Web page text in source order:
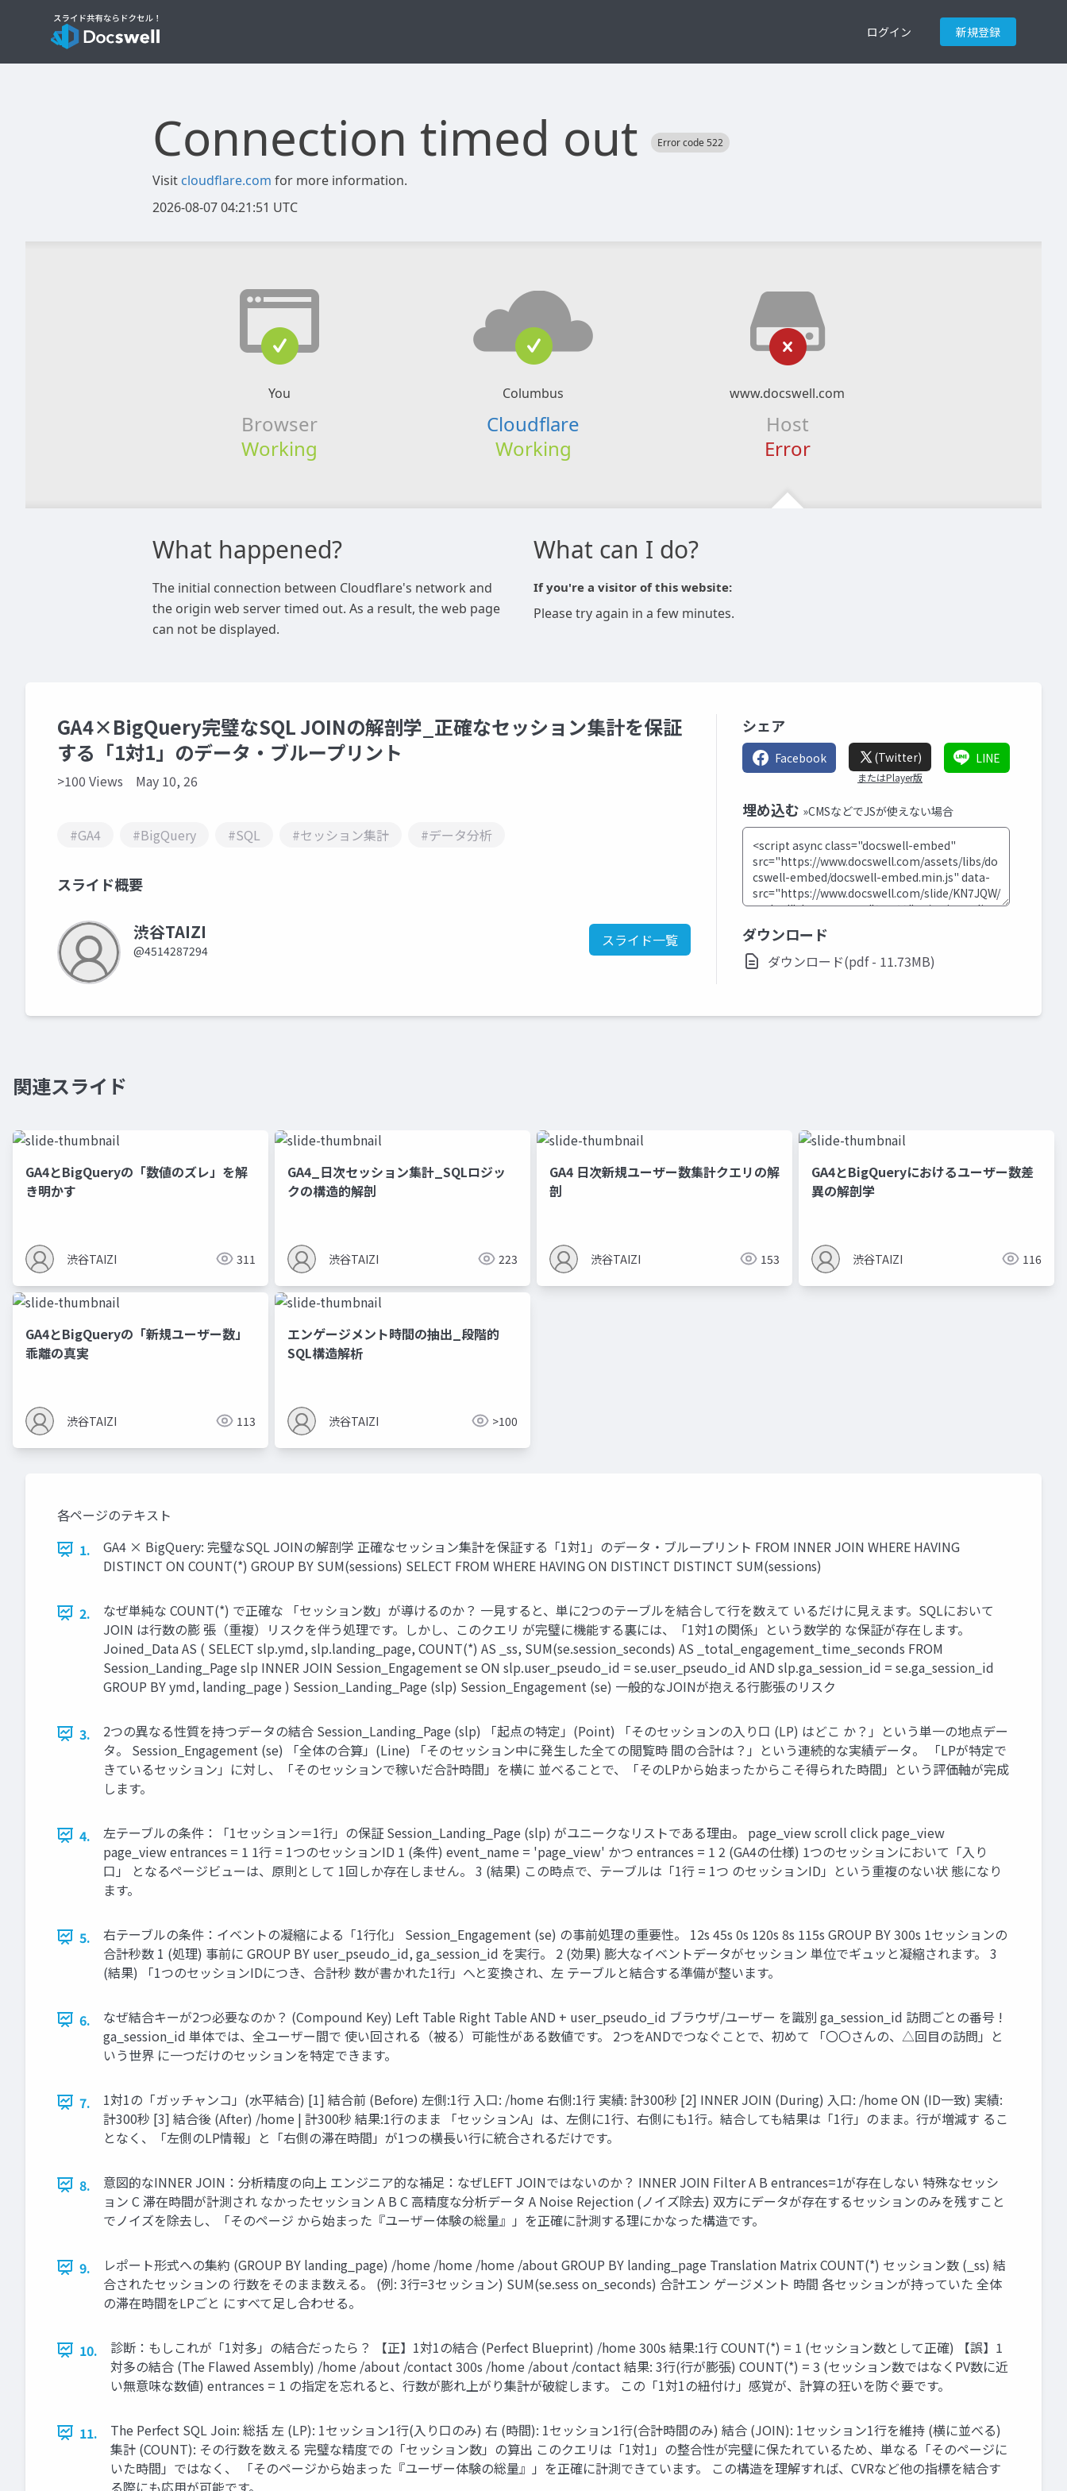
ログイン 新規登録
GA4×BigQuery完璧なSQL JOINの解剖学_正確なセッション集計を保証
する「1対1」のデータ・ブループリント
>100 Views May 10, 26
#GA4 #BigQuery #SQL #セッション集計 #データ分析
スライド概要
渋谷TAIZI
@4514287294
スライド一覧
シェア
Facebook (Twitter)
またはPlayer版
LINE
埋め込む »CMSなどでJSが使えない場合
ダウンロード
ダウンロード(pdf - 11.73MB)
関連スライド
GA4とBigQueryの「数値のズレ」を解
き明かす
渋谷TAIZI 311
GA4_日次セッション集計_SQLロジッ
クの構造的解剖
渋谷TAIZI 223
GA4 日次新規ユーザー数集計クエリの解
剖
渋谷TAIZI 153
GA4とBigQueryにおけるユーザー数差
異の解剖学
渋谷TAIZI 116
GA4とBigQueryの「新規ユーザー数」
乖離の真実
渋谷TAIZI 113
エンゲージメント時間の抽出_段階的
SQL構造解析
渋谷TAIZI >100
各ページのテキスト
1.
GA4 × BigQuery: 完璧なSQL JOINの解剖学 正確なセッション集計を保証する「1対1」のデータ・ブループリント FROM INNER JOIN WHERE HAVING
DISTINCT ON COUNT(*) GROUP BY SUM(sessions) SELECT FROM WHERE HAVING ON DISTINCT DISTINCT SUM(sessions)
2.
なぜ単純な COUNT(*) で正確な 「セッション数」が導けるのか？ 一見すると、単に2つのテーブルを結合して行を数えて いるだけに見えます。SQLにおいて
JOIN は行数の膨 張（重複）リスクを伴う処理です。しかし、このクエリ が完璧に機能する裏には、「1対1の関係」という数学的 な保証が存在します。
Joined_Data AS ( SELECT slp.ymd, slp.landing_page, COUNT(*) AS _ss, SUM(se.session_seconds) AS _total_engagement_time_seconds FROM
Session_Landing_Page slp INNER JOIN Session_Engagement se ON slp.user_pseudo_id = se.user_pseudo_id AND slp.ga_session_id = se.ga_session_id
GROUP BY ymd, landing_page ) Session_Landing_Page (slp) Session_Engagement (se) 一般的なJOINが抱える行膨張のリスク
3.
2つの異なる性質を持つデータの結合 Session_Landing_Page (slp) 「起点の特定」(Point) 「そのセッションの入り口 (LP) はどこ か？」という単一の地点デー
タ。 Session_Engagement (se) 「全体の合算」(Line) 「そのセッション中に発生した全ての閲覧時 間の合計は？」という連続的な実績データ。 「LPが特定で
きているセッション」に対し、「そのセッションで稼いだ合計時間」を横に 並べることで、「そのLPから始まったからこそ得られた時間」という評価軸が完成
します。
4.
左テーブルの条件：「1セッション＝1行」の保証 Session_Landing_Page (slp) がユニークなリストである理由。 page_view scroll click page_view
page_view entrances = 1 1行 = 1つのセッションID 1 (条件) event_name = 'page_view' かつ entrances = 1 2 (GA4の仕様) 1つのセッションにおいて「入り
口」 となるページビューは、原則として 1回しか存在しません。 3 (結果) この時点で、テーブルは「1行 = 1つ のセッションID」という重複のない状 態になり
ます。
5.
右テーブルの条件：イベントの凝縮による「1行化」 Session_Engagement (se) の事前処理の重要性。 12s 45s 0s 120s 8s 115s GROUP BY 300s 1セッションの
合計秒数 1 (処理) 事前に GROUP BY user_pseudo_id, ga_session_id を実行。 2 (効果) 膨大なイベントデータがセッション 単位でギュッと凝縮されます。 3
(結果) 「1つのセッションIDにつき、合計秒 数が書かれた1行」へと変換され、左 テーブルと結合する準備が整います。
6.
なぜ結合キーが2つ必要なのか？ (Compound Key) Left Table Right Table AND + user_pseudo_id ブラウザ/ユーザー を識別 ga_session_id 訪問ごとの番号 !
ga_session_id 単体では、全ユーザー間で 使い回される（被る）可能性がある数値です。 2つをANDでつなぐことで、初めて 「〇〇さんの、△回目の訪問」と
いう世界 に一つだけのセッションを特定できます。
7.
1対1の「ガッチャンコ」(水平結合) [1] 結合前 (Before) 左側:1行 入口: /home 右側:1行 実績: 計300秒 [2] INNER JOIN (During) 入口: /home ON (ID一致) 実績:
計300秒 [3] 結合後 (After) /home | 計300秒 結果:1行のまま 「セッションA」は、左側に1行、右側にも1行。結合しても結果は「1行」のまま。行が増減す るこ
となく、「左側のLP情報」と「右側の滞在時間」が1つの横長い行に統合されるだけです。
8.
意図的なINNER JOIN：分析精度の向上 エンジニア的な補足：なぜLEFT JOINではないのか？ INNER JOIN Filter A B entrances=1が存在しない 特殊なセッシ
ョン C 滞在時間が計測され なかったセッション A B C 高精度な分析データ A Noise Rejection (ノイズ除去) 双方にデータが存在するセッションのみを残すこと
でノイズを除去し、「そのページ から始まった『ユーザー体験の総量』」を正確に計測する理にかなった構造です。
9.
レポート形式への集約 (GROUP BY landing_page) /home /home /home /about GROUP BY landing_page Translation Matrix COUNT(*) セッション数 (_ss) 結
合されたセッションの 行数をそのまま数える。 (例: 3行=3セッション) SUM(se.sess on_seconds) 合計エン ゲージメント 時間 各セッションが持っていた 全体
の滞在時間をLPごと にすべて足し合わせる。
10.
診断：もしこれが「1対多」の結合だったら？ 【正】1対1の結合 (Perfect Blueprint) /home 300s 結果:1行 COUNT(*) = 1 (セッション数として正確) 【誤】1
対多の結合 (The Flawed Assembly) /home /about /contact 300s /home /about /contact 結果: 3行(行が膨張) COUNT(*) = 3 (セッション数ではなくPV数に近
い無意味な数値) entrances = 1 の指定を忘れると、行数が膨れ上がり集計が破綻します。 この「1対1の紐付け」感覚が、計算の狂いを防ぐ要です。
11.
The Perfect SQL Join: 総括 左 (LP): 1セッション1行(入り口のみ) 右 (時間): 1セッション1行(合計時間のみ) 結合 (JOIN): 1セッション1行を維持 (横に並べる)
集計 (COUNT): その行数を数える 完璧な精度での「セッション数」の算出 このクエリは「1対1」の整合性が完璧に保たれているため、単なる「そのページに
いた時間」ではなく、 「そのページから始まった『ユーザー体験の総量』」を正確に計測できています。 この構造を理解すれば、CVRなど他の指標を結合す
る際にも応用が可能です。